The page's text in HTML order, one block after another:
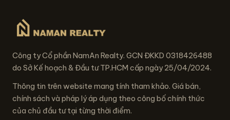
Công ty Cổ phần NamAn Realty. GCN ĐKKD 0318426488
do Sở Kế hoạch & Đầu tư TP.HCM cấp ngày 25/04/2024.
Thông tin trên website mang tính tham khảo. Giá bán,
chính sách và pháp lý áp dụng theo công bố chính thức
của chủ đầu tư tại từng thời điểm.